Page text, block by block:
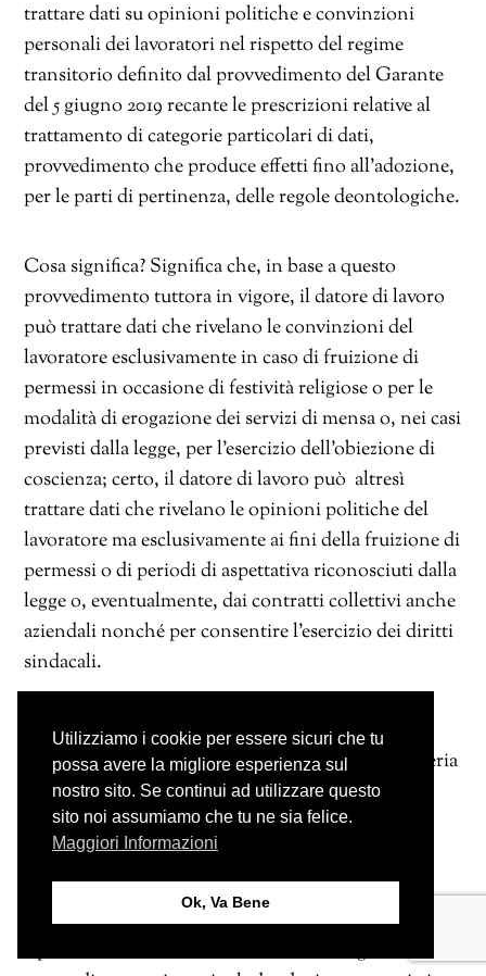
trattare dati su opinioni politiche e convinzioni
personali dei lavoratori nel rispetto del regime
transitorio definito dal provvedimento del Garante
del 5 giugno 2019 recante le prescrizioni relative al
trattamento di categorie particolari di dati,
provvedimento che produce effetti fino all’adozione,
per le parti di pertinenza, delle regole deontologiche.
Cosa significa? Significa che, in base a questo
provvedimento tuttora in vigore, il datore di lavoro
può trattare dati che rivelano le convinzioni del
lavoratore esclusivamente in caso di fruizione di
permessi in occasione di festività religiose o per le
modalità di erogazione dei servizi di mensa o, nei casi
previsti dalla legge, per l’esercizio dell’obiezione di
coscienza; certo, il datore di lavoro può altresì
trattare dati che rivelano le opinioni politiche del
lavoratore ma esclusivamente ai fini della fruizione di
permessi o di periodi di aspettativa riconosciuti dalla
legge o, eventualmente, dai contratti collettivi anche
aziendali nonché per consentire l’esercizio dei diritti
sindacali.
Il meccanismo del decreto-legge 1/2022 viola,
pertanto, il combinato disposto fra codice in materia
di protezione dei dati personali e prescrizioni del
Garante relative al trattamento di categorie
particolari di dati.
Certo, poiché il trattamento avrà inizio il 15 febbraio,
è possibile che il Garante effettui un’integrazione del
Utilizziamo i cookie per essere sicuri che tu
possa avere la migliore esperienza sul
nostro sito. Se continui ad utilizzare questo
sito noi assumiamo che tu ne sia felice.
Maggiori Informazioni
Ok, Va Bene